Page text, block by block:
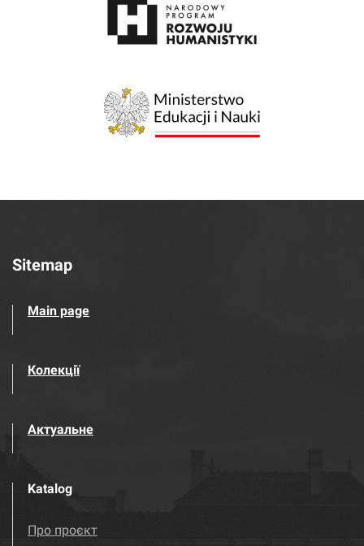
Sitemap
Main page
Колекції
Актуальне
Katalog
Про проєкт